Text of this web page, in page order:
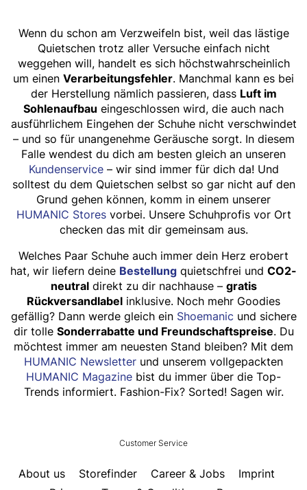
Wenn du schon am Verzweifeln bist, weil das lästige
Quietschen trotz aller Versuche einfach nicht
weggehen will, handelt es sich höchstwahrscheinlich
um einen Verarbeitungsfehler. Manchmal kann es bei
der Herstellung nämlich passieren, dass Luft im
Sohlenaufbau eingeschlossen wird, die auch nach
ausführlichem Eingehen der Schuhe nicht verschwindet
– und so für unangenehme Geräusche sorgt. In diesem
Falle wendest du dich am besten gleich an unseren
Kundenservice– wir sind immer für dich da! Und
solltest du dem Quietschen selbst so gar nicht auf den
Grund gehen können, komm in einem unserer
HUMANIC Storesvorbei. Unsere Schuhprofis vor Ort
checken das mit dir gemeinsam aus.
Welches Paar Schuhe auch immer dein Herz erobert
hat, wir liefern deine Bestellung quietschfrei und CO2-
neutraldirekt zu dir nachhause – gratis
Rückversandlabel inklusive. Noch mehr Goodies
gefällig? Dann werde gleich ein Shoemanic und sichere
dir tolle Sonderrabatte und Freundschaftspreise. Du
möchtest immer am neuesten Stand bleiben? Mit dem
HUMANIC Newsletter und unserem vollgepackten
HUMANIC Magazine bist du immer über die Top-
Trends informiert. Fashion-Fix? Sorted! Sagen wir.
Customer Service
About us Storefinder Career & Jobs
Imprint